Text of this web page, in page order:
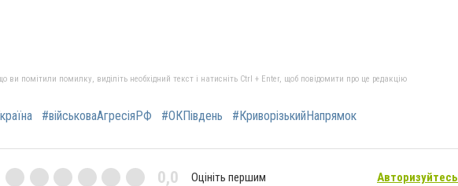
ви помітили помилку, виділіть необхідний текст і натисніть Ctrl + Enter, щоб повідомити про це редакцію
#військоваАгресіяРФ #ОКПівдень #КриворізькийНапрямок
0,0 Оцініть першим Авторизуйтесь